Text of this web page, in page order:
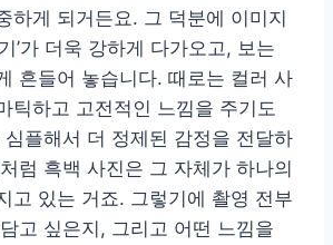
하게 되거든요. 그 덕분에 이미지
’가 더욱 강하게 다가오고, 보는
흔들어 놓습니다. 때로는 컬러 사
틱하고 고전적인 느낌을 주기도
플해서 더 정제된 감정을 전달하
럼 흑백 사진은 그 자체가 하나의
고 있는 거죠. 그렇기에 촬영 전부
고 싶은지, 그리고 어떤 느낌을